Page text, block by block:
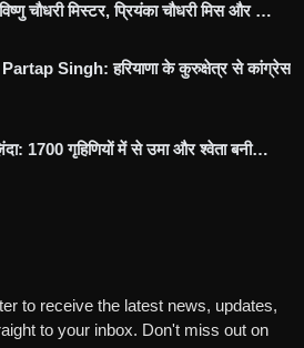
विष्णु चौधरी मिस्टर, प्रियंका चौधरी मिस और …
Singh: हरियाणा के कुरुक्षेत्र से कांग्रेस
1700 गृहिणियों में से उमा और श्वेता बनी…
to receive the latest news, updates,
to your inbox. Don't miss out on